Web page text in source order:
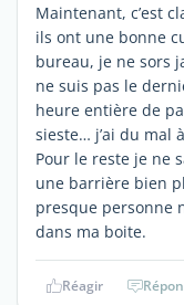
Maintenant, c’est
ils ont une bonne
bureau, je ne sors
ne suis pas le
heure entière de
sieste… j’ai du mal
Pour le reste je ne
une barrière bien
presque personne
dans ma boite.
Réagir